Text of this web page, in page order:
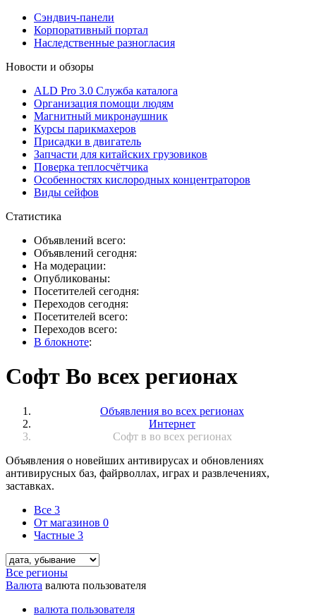
Сэндвич-панели
Корпоративный портал
Наследственные разногласия
Новости и обзоры
ALD Pro 3.0 Служба каталога
Организация помощи людям
Магнитный микронаушник
Курсы парикмахеров
Присадки в двигатель
Запчасти для китайских грузовиков
Поверка теплосчётчика
Особенностях кислородных концентраторов
Виды сейфов
Статистика
Объявлений всего:
Объявлений сегодня:
На модерации:
Опубликованы:
Посетителей сегодня:
Переходов сегодня:
Посетителей всего:
Переходов всего:
В блокноте:
Софт Во всех регионах
Объявления во всех регионах
Интернет
Софт в во всех регионах
Объявления о новейших антивирусах и обновлениях
антивирусных баз, файрволлах, играх и развлечениях,
заставках.
Все 3
От магазинов 0
Частные 3
Все регионы
Валюта валюта пользователя
валюта пользователя